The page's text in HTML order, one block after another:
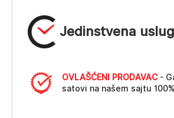
Jedinstvena
OVLAŠĆENI PRODAVAC-
satovi na našem sajtu